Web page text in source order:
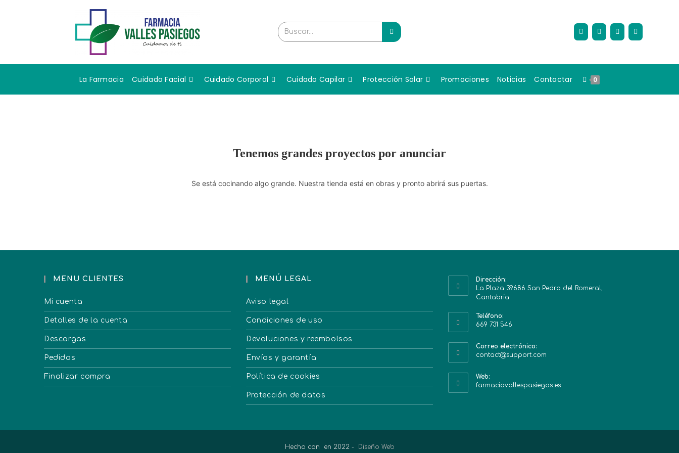
Buscar...
La Farmacia Cuidado Facial Cuidado Corporal Cuidado Capilar Protección Solar Promociones Noticias Contactar 0
Tenemos grandes proyectos por anunciar
Se está cocinando algo grande. Nuestra tienda está en obras y pronto abrirá sus puertas.
MENU CLIENTES
Mi cuenta
Detalles de la cuenta
Descargas
Pedidos
Finalizar compra
MENÚ LEGAL
Aviso legal
Condiciones de uso
Devoluciones y reembolsos
Envíos y garantía
Política de cookies
Protección de datos
Dirección:
La Plaza 39686 San Pedro del Romeral,
Cantabria
Teléfono:
669 731 546
Correo electrónico:
contact@support.com
Web:
farmaciavallespasiegos.es
Hecho con en 2022 - Diseño Web